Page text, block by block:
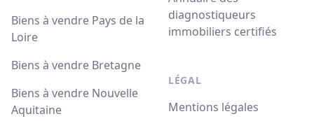
Biens à vendre Pays de la
Loire
Biens à vendre Bretagne
Biens à vendre Nouvelle
Aquitaine
diagnostiqueurs
immobiliers certifiés
LÉGAL
Mentions légales